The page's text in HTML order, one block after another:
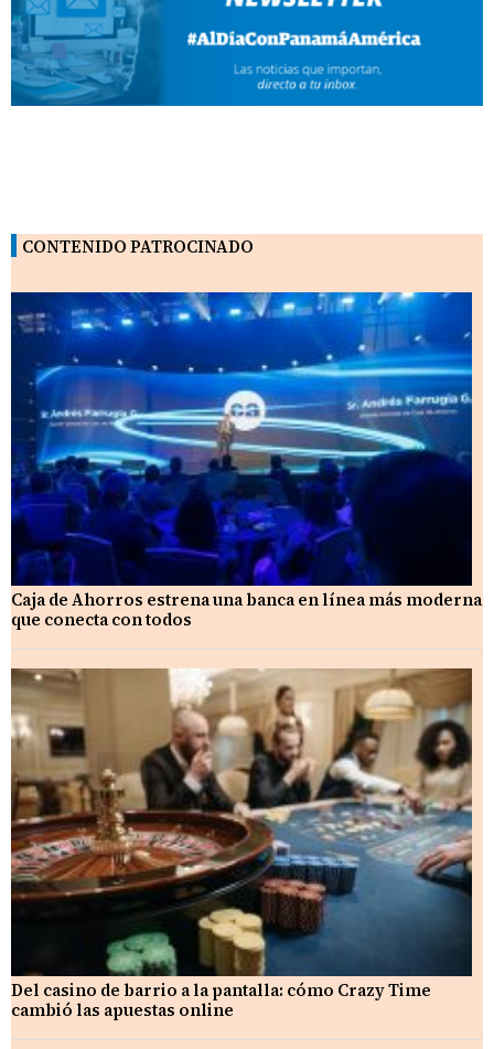
CONTENIDO PATROCINADO
Caja de Ahorros estrena una banca en línea más moderna
que conecta con todos
Del casino de barrio a la pantalla: cómo Crazy Time
cambió las apuestas online